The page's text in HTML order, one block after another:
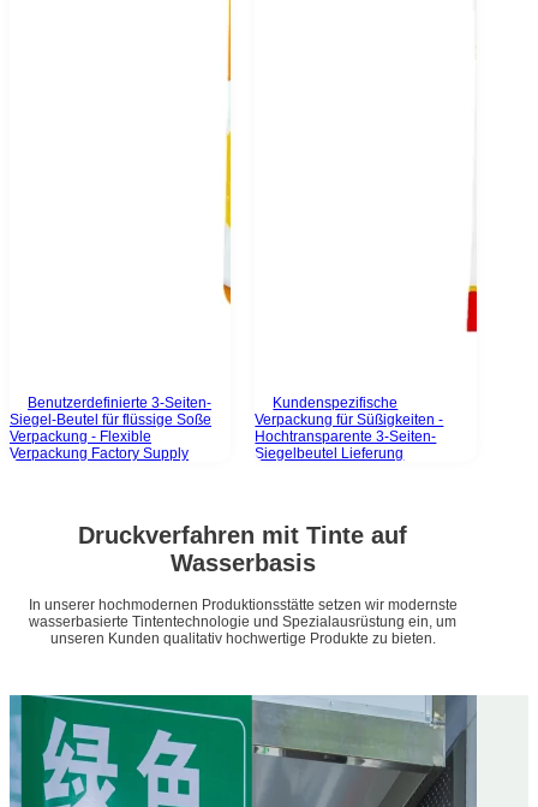
Benutzerdefinierte 3-Seiten-
Siegel-Beutel für flüssige Soße
Verpackung - Flexible
Verpackung Factory Supply
Kundenspezifische
Verpackung für Süßigkeiten -
Hochtransparente 3-Seiten-
Siegelbeutel Lieferung
Druckverfahren mit Tinte auf
Wasserbasis
In unserer hochmodernen Produktionsstätte setzen wir modernste
wasserbasierte Tintentechnologie und Spezialausrüstung ein, um
unseren Kunden qualitativ hochwertige Produkte zu bieten.